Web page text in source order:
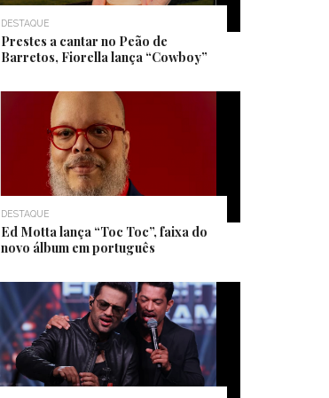
DESTAQUE
Prestes a cantar no Peão de
Barretos, Fiorella lança “Cowboy”
DESTAQUE
Ed Motta lança “Toc Toc”, faixa do
novo álbum em português